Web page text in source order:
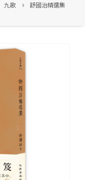
九歌 舒國治精選集